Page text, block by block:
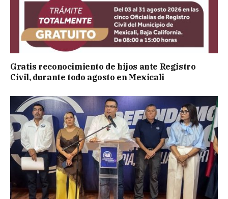
Gratis reconocimiento de hijos ante Registro
Civil, durante todo agosto en Mexicali